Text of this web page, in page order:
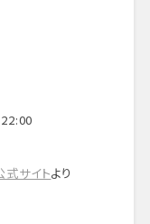
式サイトより